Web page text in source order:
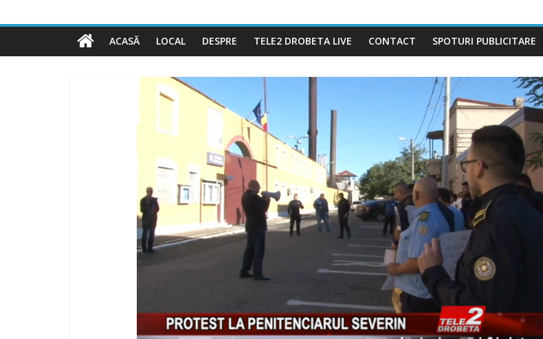
ACASĂ LOCAL DESPRE TELE2 DROBETA LIVE CONTACT SPOTURI PUBLICITARE